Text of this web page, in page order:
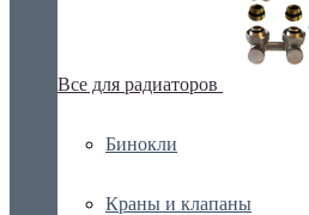
Все для радиаторов
Бинокли
Краны и клапаны